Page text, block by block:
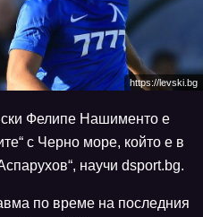
https://levski.bg
Фелипе Нашименто е
с Черно море, който е в
научи dsport.bg.
по време на последния